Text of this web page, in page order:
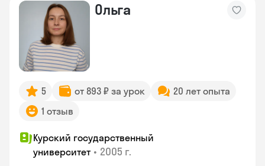
Ольга
5 от 893 ₽ за урок
20 лет опыта
1 отзыв
Курский государственный
университет • 2005 г.